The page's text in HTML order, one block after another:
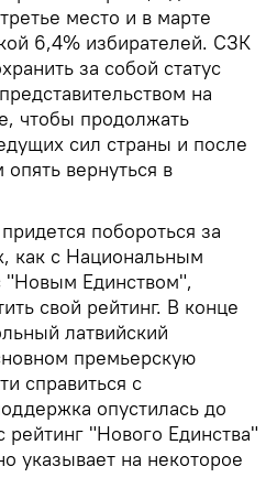
место и в марте
6,4% избирателей. СЗК
за собой статус
на
чтобы продолжать
сил страны и после
вернуться в
побороться за
как с Национальным
"Новым Единством",
свой рейтинг. В конце
латвийский
премьерскую
справиться с
опустилась до
"Нового Единства"
указывает на некоторое